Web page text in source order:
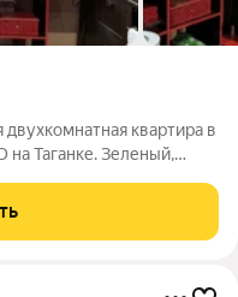
квартира в
на Таганке. Зеленый,
монастыря зона